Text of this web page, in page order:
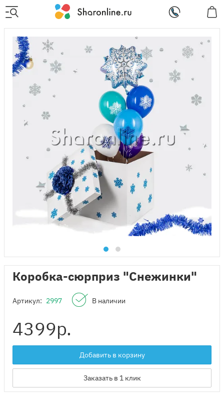
Коробка-сюрприз "Снежинки"
Артикул: 2997 В наличии
4399р.
Добавить в корзину
Заказать в 1 клик